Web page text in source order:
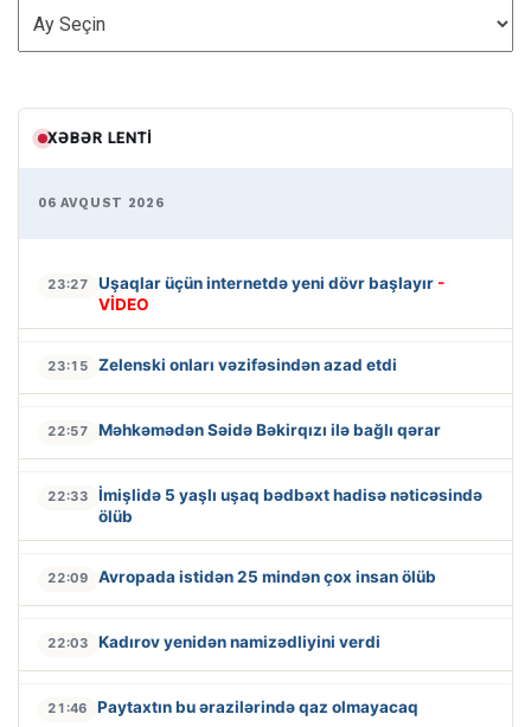
ARXİV
XƏBƏR LENTI
06 AVQUST 2026
23:27 Uşaqlar üçün internetdə yeni dövr başlayır -
VİDEO
23:15 Zelenski onları vəzifəsindən azad etdi
22:57 Məhkəmədən Səidə Bəkirqızı ilə bağlı qərar
22:33
İmişlidə 5 yaşlı uşaq bədbəxt hadisə nəticəsində
ölüb
22:09 Avropada istidən 25 mindən çox insan ölüb
22:03 Kadırov yenidən namizədliyini verdi
21:46 Paytaxtın bu ərazilərində qaz olmayacaq